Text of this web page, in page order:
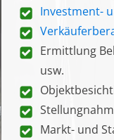
Investment-
Ermittlung
usw.
Markt- und